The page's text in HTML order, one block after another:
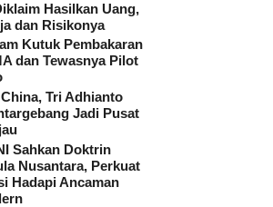
Hasilkan Uang,
dan Risikonya
Kutuk Pembakaran
dan Tewasnya Pilot
Tri Adhianto
Jadi Pusat
Sahkan Doktrin
Nusantara, Perkuat
Hadapi Ancaman